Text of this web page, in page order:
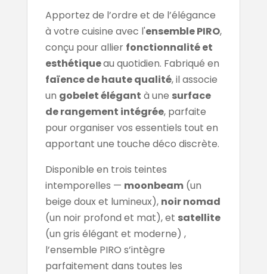
Apportez de l’ordre et de l’élégance
à votre cuisine avec l'ensemble PIRO,
conçu pour allier fonctionnalité et
esthétiqueau quotidien. Fabriqué en
faïence de haute qualité, il associe
un gobelet élégant à une surface
de rangement intégrée, parfaite
pour organiser vos essentiels tout en
apportant une touche déco discrète.
Disponible en trois teintes
intemporelles — moonbeam(un
beige doux et lumineux), noir nomad
(un noir profond et mat), et satellite
(un gris élégant et moderne) ,
l’ensemble PIRO s’intègre
parfaitement dans toutes les